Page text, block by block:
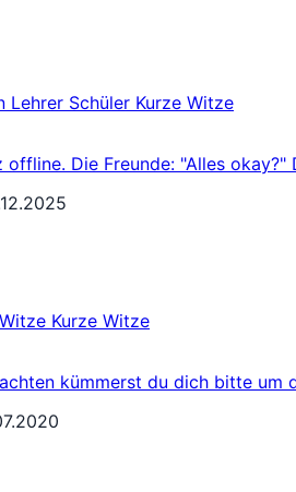
Lehrer Schüler Kurze Witze
offline. Die Freunde: "Alles
Kurze Witze
kümmerst du dich bitte um